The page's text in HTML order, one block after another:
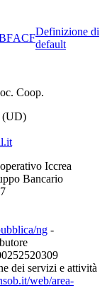
ACF
Definizione di
default
Coop.
(UD)
Iccrea
Bancario
ng -
dei servizi e attività
web/area-